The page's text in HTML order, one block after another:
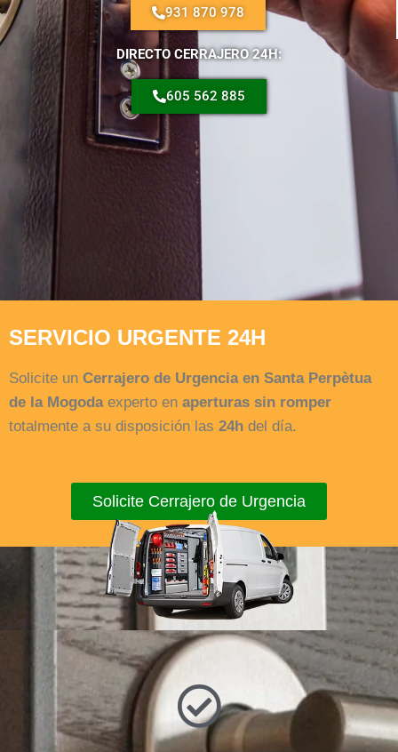
931 870 978
DIRECTO CERRAJERO 24H:
605 562 885
SERVICIO URGENTE 24H
Solicite un Cerrajero de Urgencia en Santa Perpètua
de la Mogodaexperto en aperturas sin romper
totalmente a su disposición las 24h del día.
Solicite Cerrajero de Urgencia